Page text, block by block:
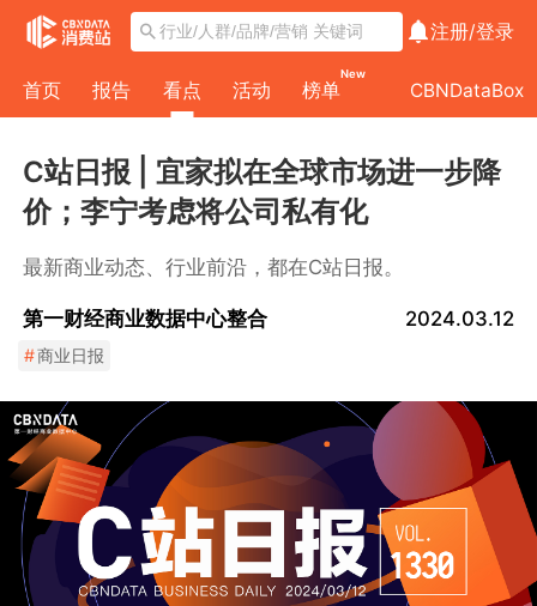
注册/登录
首页 报告 看点 活动 榜单
New
CBNDataBox
C站日报 | 宜家拟在全球市场进一步降
价；李宁考虑将公司私有化
最新商业动态、行业前沿，都在C站日报。
第一财经商业数据中心整合 2024.03.12
#商业日报